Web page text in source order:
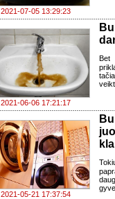
2021-07-05 13:29:23
2021-06-06 17:21:17
Bet
2021-05-21 17:37:54